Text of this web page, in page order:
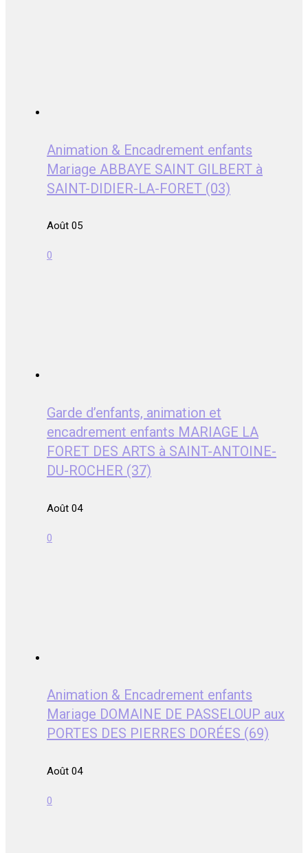
Animation & Encadrement enfants
Mariage ABBAYE SAINT GILBERT à
SAINT-DIDIER-LA-FORET (03)
Août 05
0
Garde d’enfants, animation et
encadrement enfants MARIAGE LA
FORET DES ARTS à SAINT-ANTOINE-
DU-ROCHER (37)
Août 04
0
Animation & Encadrement enfants
Mariage DOMAINE DE PASSELOUP aux
PORTES DES PIERRES DORÉES (69)
Août 04
0